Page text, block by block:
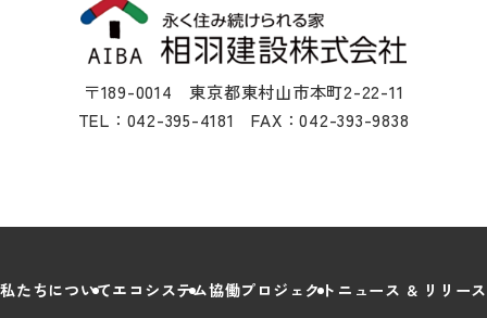
〒189-0014 東京都東村山市本町2-22-11
TEL：042-395-4181 FAX：042-393-9838
私たちについてエコシステム協働プロジェクト ニュース & リリース